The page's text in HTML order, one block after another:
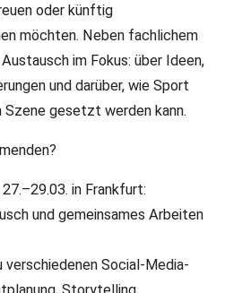
oder künftig
möchten. Neben fachlichem
im Fokus: über Ideen,
und darüber, wie Sport
gesetzt werden kann.
in Frankfurt:
und gemeinsames Arbeiten
verschiedenen Social-Media-